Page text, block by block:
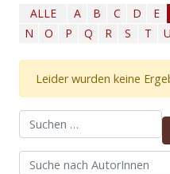
ALLE A B C D E
N
O P Q R S T U
Leider wurden keine
Suchen nach: